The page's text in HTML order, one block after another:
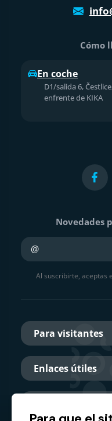
Cómo
En coche
D1/salida 6,
enfrente de KIKA
Novedades
Al suscribirte, aceptas
Para visitantes
Enlaces útiles